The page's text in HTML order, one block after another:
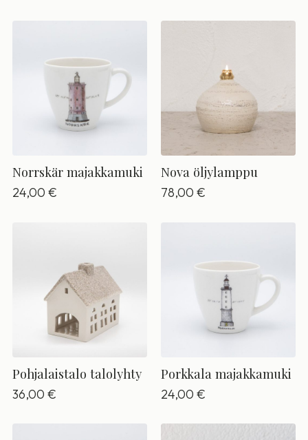
Norrskär majakkamuki
24,00€
Nova öljylamppu
78,00 €
Pohjalaistalo talolyhty
36,00€
Porkkala majakkamuki
24,00 €